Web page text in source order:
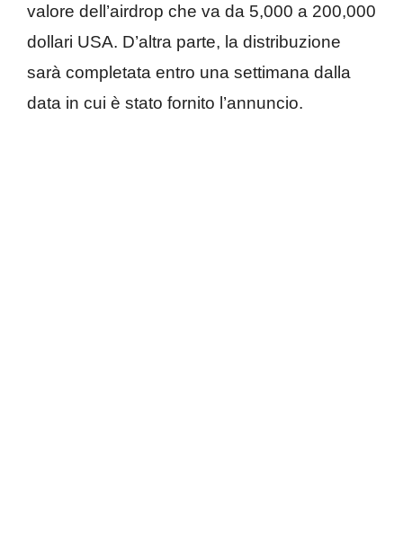
valore dell’airdrop che va da 5,000 a 200,000
dollari USA. D’altra parte, la distribuzione
sarà completata entro una settimana dalla
data in cui è stato fornito l’annuncio.